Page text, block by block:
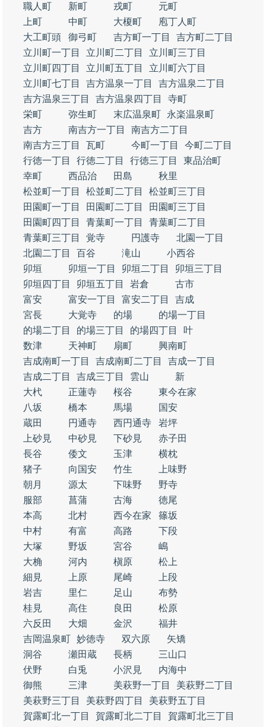
職人町
新町 戎町
元町
上町
中町 大榎町
庖丁人町
大工町頭
御弓町 吉方町一丁目
吉方町二丁目
立川町一丁目
立川町二丁目
立川町三丁目
立川町四丁目
立川町五丁目
立川町六丁目
立川町七丁目
吉方温泉一丁目
吉方温泉二丁目
吉方温泉三丁目
吉方温泉四丁目
寺町
栄町
弥生町 末広温泉町
永楽温泉町
吉方
南吉方一丁目
南吉方二丁目
南吉方三丁目
瓦町 今町一丁目
今町二丁目
行徳一丁目
行徳二丁目 行徳三丁目
東品治町
幸町
西品治 田島
秋里
松並町一丁目
松並町二丁目
松並町三丁目
田園町一丁目
田園町二丁目
田園町三丁目
田園町四丁目
青葉町一丁目
青葉町二丁目
青葉町三丁目
覚寺 円護寺
北園一丁目
北園二丁目
百谷 滝山
小西谷
卯垣
卯垣一丁目 卯垣二丁目
卯垣三丁目
卯垣四丁目
卯垣五丁目 岩倉
古市
富安
富安一丁目 富安二丁目
吉成
宮長
大覚寺 的場
的場一丁目
的場二丁目
的場三丁目 的場四丁目
叶
数津
天神町 扇町
興南町
吉成南町一丁目
吉成南町二丁目
吉成一丁目
吉成二丁目
吉成三丁目 雲山
新
大杙
正蓮寺 桜谷
東今在家
八坂
橋本 馬場
国安
蔵田
円通寺 西円通寺
岩坪
上砂見
中砂見 下砂見
赤子田
長谷
倭文 玉津
横枕
猪子
向国安 竹生
上味野
朝月
源太 下味野
野寺
服部
菖蒲 古海
徳尾
本高
北村 西今在家
篠坂
中村
有富 高路
下段
大塚
野坂 宮谷
嶋
大桷
河内 槇原
松上
細見
上原 尾崎
上段
岩吉
里仁 足山
布勢
桂見
高住 良田
松原
六反田
大畑 金沢
福井
吉岡温泉町 妙徳寺 双六原
矢矯
洞谷
瀬田蔵 長柄
三山口
伏野
白兎 小沢見
内海中
御熊
三津 美萩野一丁目
美萩野二丁目
美萩野三丁目
美萩野四丁目
美萩野五丁目
賀露町北一丁目
賀露町北二丁目
賀露町北三丁目